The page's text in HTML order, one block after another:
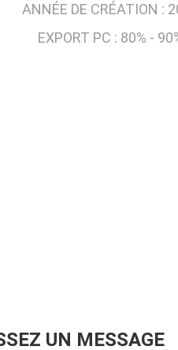
ANNÉE DE CRÉATION :
EXPORT PC : 80% -
UN MESSAGE